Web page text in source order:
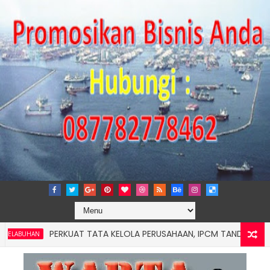
PERKUAT TATA KELOLA PERUSAHAAN, IPCM TANDATANGANI